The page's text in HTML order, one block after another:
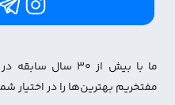
ما با بیش از ۳۰
مفتخریم بهترین‌ها را در اختیار